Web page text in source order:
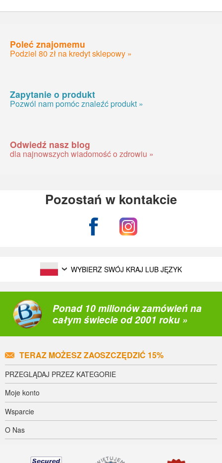
Poleć znajomemu
Podziel 80 zł na kredyt sklepowy »
Zapytanie o produkt
Pozwól nam pomóc znaleźć produkt »
Odwiedź nasz blog
dla najnowszych wiadomość o zdrowiu »
Pozostań w kontakcie
WYBIERZ SWÓJ KRAJ LUB JĘZYK
Ponad 10 milionów zamówień na
całym świecie od 2001 roku »
TERAZ MOŻESZ ZAOSZCZĘDZIĆ 15%
PRZEGLĄDAJ PRZEZ KATEGORIE
Moje konto
Wsparcie
O Nas